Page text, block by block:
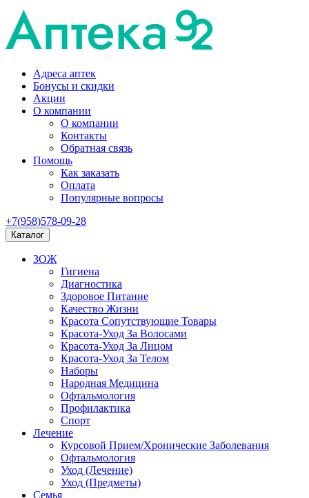
Адреса аптек
Бонусы и скидки
Акции
О компании
О компании
Контакты
Обратная связь
Помощь
Как заказать
Оплата
Популярные вопросы
+7(958)578-09-28
Каталог
ЗОЖ
Гигиена
Диагностика
Здоровое Питание
Качество Жизни
Красота Сопутствующие Товары
Красота-Уход За Волосами
Красота-Уход За Лицом
Красота-Уход За Телом
Наборы
Народная Медицина
Офтальмология
Профилактика
Спорт
Лечение
Курсовой Прием/Хронические Заболевания
Офтальмология
Уход (Лечение)
Уход (Предметы)
Семья